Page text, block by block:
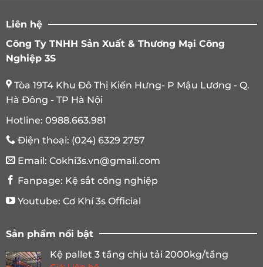
Liên hệ
Công Ty TNHH Sản Xuất & Thương Mại Công
Nghiệp 3S
Tòa 19T4 Khu Đô Thị Kiến Hưng- P Mậu Lương - Q.
Hà Đông - TP Hà Nội
Hotline: 0988.663.981
Điện thoại: (024) 6329 2757
Email: Cokhi3s.vn@gmail.com
Fanpage: Kệ sắt công nghiệp
Youtube: Cơ Khí 3s Official
Sản phẩm nổi bật
Kệ pallet 3 tầng chịu tải 2000kg/tầng